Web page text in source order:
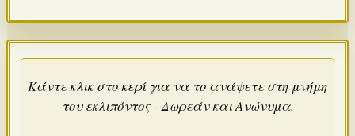
Κάντε κλικ στο κερί για να το ανάψετε στη μνήμη
του εκλιπόντος - Δωρεάν και Ανώνυμα.